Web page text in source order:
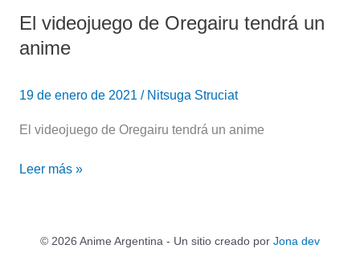
El videojuego de Oregairu tendrá un
anime
19 de enero de 2021 / Nitsuga Struciat
El videojuego de Oregairu tendrá un anime
Leer más »
© 2026 Anime Argentina - Un sitio creado por Jona dev